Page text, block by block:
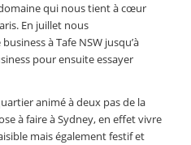
qui nous tient à cœur
En juillet nous
à Tafe NSW jusqu’à
pour ensuite essayer
animé à deux pas de la
à faire à Sydney, en effet vivre
mais également festif et